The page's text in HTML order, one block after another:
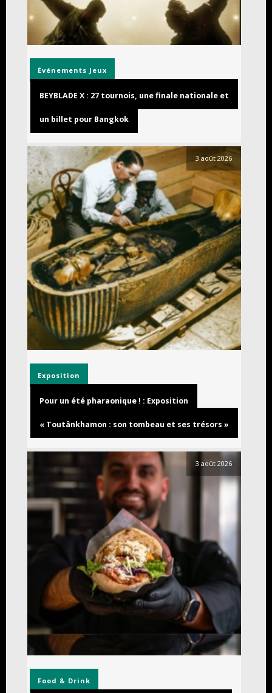
Événements Jeux
BEYBLADE X : 27 tournois, une finale nationale et
un billet pour Bangkok
3 août 2026
Exposition
Pour un été pharaonique ! : Exposition
« Toutânkhamon : son tombeau et ses trésors »
3 août 2026
Food & Drink